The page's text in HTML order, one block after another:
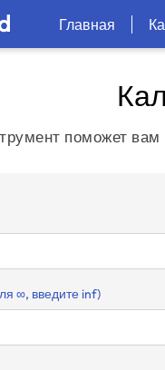
Главная
поможет
∞, введите inf)